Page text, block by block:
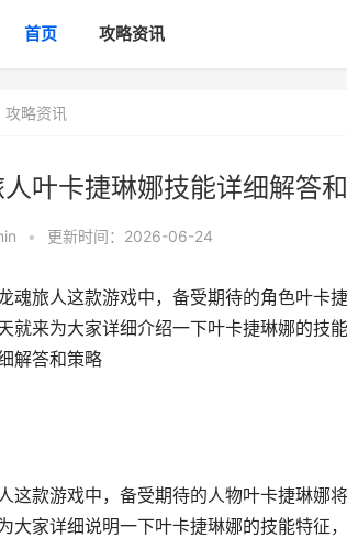
首页 攻略资讯
攻略资讯
叶卡捷琳娜技能详细解答
• 更新时间：2026-06-24
魂旅人这款游戏中，备受期待的角色叶卡
就来为大家详细介绍一下叶卡捷琳娜的技
解答和策略
这款游戏中，备受期待的人物叶卡捷琳娜
大家详细说明一下叶卡捷琳娜的技能特征